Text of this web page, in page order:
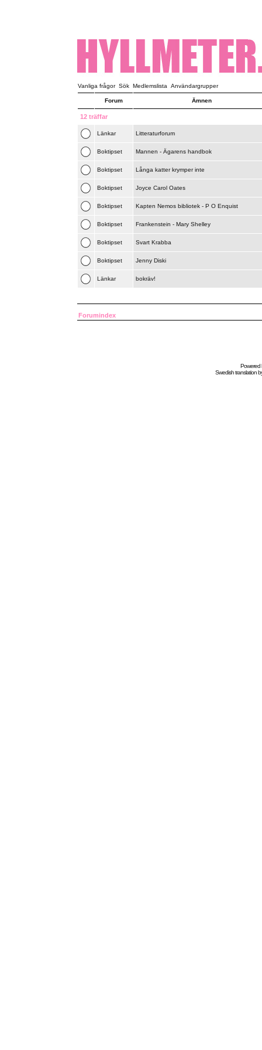
Vanliga frågor Sök Medlemslista Användargrupper
Forum Ämnen
12 träffar
Länkar Litteraturforum
Boktipset Mannen - Ägarens handbok
Boktipset Långa katter krymper inte
Boktipset Joyce Carol Oates
Boktipset Kapten Nemos bibliotek - P O Enquist
Boktipset Frankenstein - Mary Shelley
Boktipset Svart Krabba
Boktipset Jenny Diski
Länkar bokräv!
Forumindex
Powered
Swedishtranslation